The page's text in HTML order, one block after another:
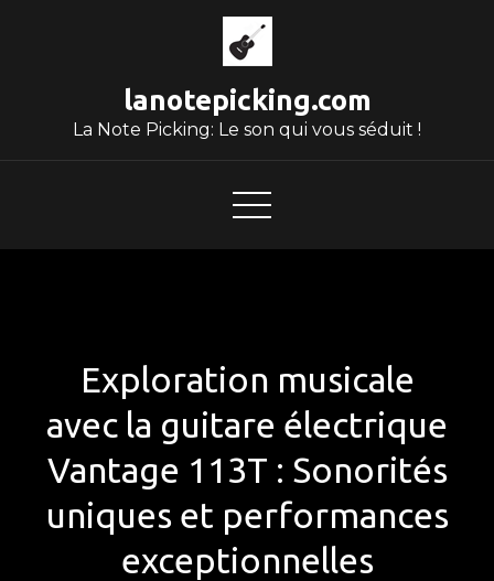
lanotepicking.com
La Note Picking: Le son qui vous séduit !
Exploration musicale
avec la guitare électrique
Vantage 113T : Sonorités
uniques et performances
exceptionnelles